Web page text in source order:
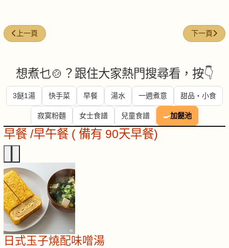
上一篇文章: 鹹蛋肉餅蒸鮮蟹
上一頁 下一篇文章
下一頁
想煮乜🍲？跟住大家熱門搜尋看，按👇
3餸1湯 快手菜 早餐 湯水 一週煮意 甜品・小食
寂寞粉麵 女士食譜 兒童食譜 🍳加餸池
早餐 /早午餐 ( 備有 90天早餐)
日式玉子燒配味噌湯